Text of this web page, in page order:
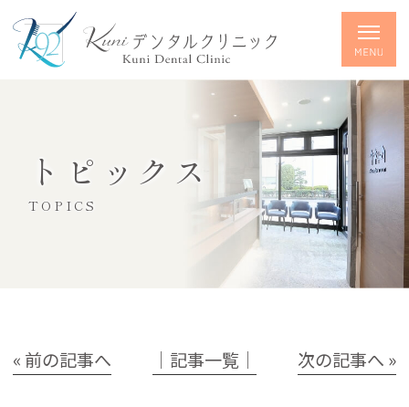
トピックス
TOPICS
« 前の記事へ │記事一覧│ 次の記事へ »